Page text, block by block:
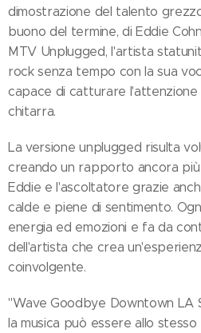
dimostrazione del talento
buono del termine, di Eddie
MTV Unplugged, l'artista
rock senza tempo con la sua
capace di catturare l'attenzione
chitarra.
La versione unplugged risulta
creando un rapporto ancora
Eddie e l'ascoltatore grazie
calde e piene di sentimento.
energia ed emozioni e fa da
dell'artista che crea
coinvolgente.
"Wave Goodbye Downtown LA
la musica può essere allo